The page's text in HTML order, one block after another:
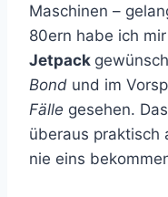
Maschinen –
80ern habe ich
Jetpack
Bond und im
Fälle gesehen.
überaus praktisch
nie eins